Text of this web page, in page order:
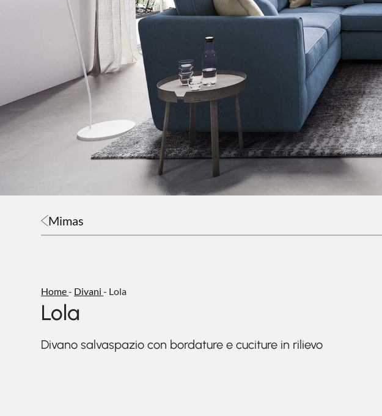
Mimas
Home- Divani - Lola
Lola
Divano salvaspazio con bordature e cuciture in rilievo